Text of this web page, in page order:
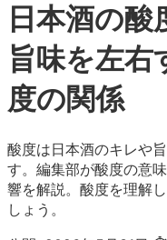
日本酒の
旨味を左右
度の関係
酸度は日本酒のキレや
す。編集部が酸度の意
響を解説。酸度を理解
しょう。